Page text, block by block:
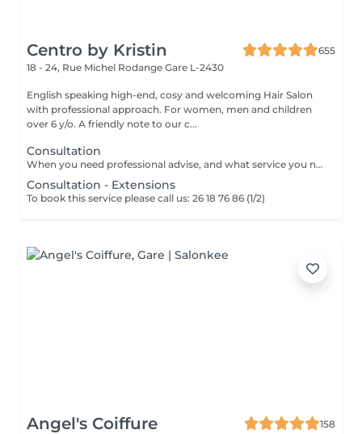
Centro by Kristin
655
18 - 24, Rue Michel Rodange Gare L-2430
English speaking high-end, cosy and welcoming Hair Salon
with professional approach. For women, men and children
over 6 y/o. A friendly note to our c...
Consultation
When you need professional advise, and what service you need to book.
Consultation - Extensions
To book this service please call us: 26 18 76 86 (1/2)
Angel's Coiffure
158